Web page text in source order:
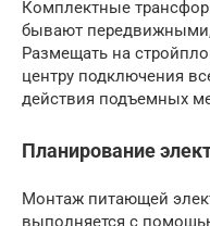
Комплектные
бывают
Размещать на
центру подключения
действия подъемных
Планирование
Монтаж питающей
выполняется с